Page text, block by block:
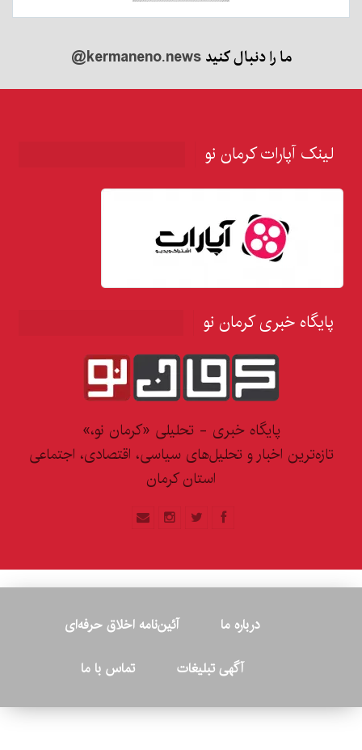
ما را دنبال کنید@kermaneno.news
لینک آپارات کرمان نو
پایگاه خبری کرمان نو
پایگاه خبری - تحلیلی «کرمان نو،»
تازه‌ترین اخبار و تحلیل‌های سیاسی، اقتصادی، اجتماعی
استان کرمان
درباره ما
آئین‌نامه اخلاق حرفه‌ای
آگهی تبلیغات
تماس با ما